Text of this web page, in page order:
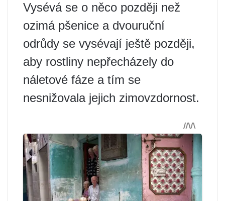
Vysévá se o něco později než
ozimá pšenice a dvouruční
odrůdy se vysévají ještě později,
aby rostliny nepřecházely do
náletové fáze a tím se
nesnižovala jejich zimovzdornost.